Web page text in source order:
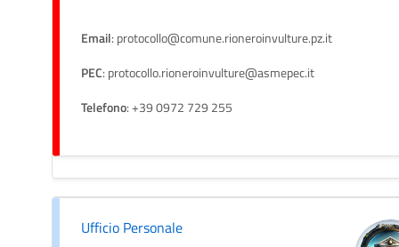
Email: protocollo@comune.rioneroinvulture.pz.it
PEC: protocollo.rioneroinvulture@asmepec.it
Telefono: +39 0972 729 255
Ufficio Personale